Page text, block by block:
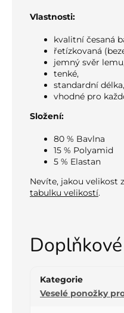
Vlastnosti:
kvalitní česaná
řetízkovaná
jemný svěr
tenké,
standardní délka,
vhodné pro
Složení:
80 % Bavlna
15 % Polyamid
5 % Elastan
Nevíte, jakou velikost
tabulku velikostí.
Kategorie
Veselé ponožky